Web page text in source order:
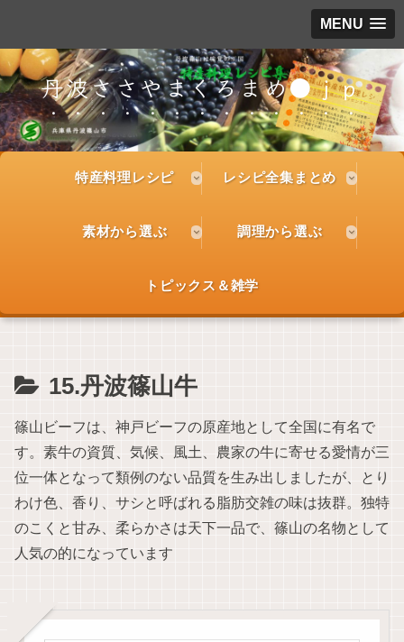
MENU
丹波ささやまくろまめ●ｊｐ
特産料理レシピ レシピ全集まとめ
素材から選ぶ 調理から選ぶ
トピックス＆雑学
15.丹波篠山牛
篠山ビーフは、神戸ビーフの原産地として全国に有名で
す。素牛の資質、気候、風土、農家の牛に寄せる愛情が三
位一体となって類例のない品質を生み出しましたが、とり
わけ色、香り、サシと呼ばれる脂肪交雑の味は抜群。独特
のこくと甘み、柔らかさは天下一品で、篠山の名物として
人気の的になっています